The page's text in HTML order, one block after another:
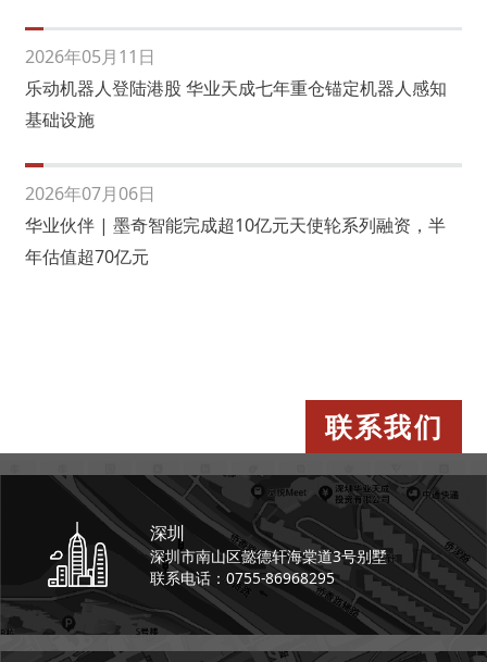
2026年05月11日
乐动机器人登陆港股 华业天成七年重仓锚定机器人感知
基础设施
2026年07月06日
华业伙伴 | 墨奇智能完成超10亿元天使轮系列融资，半
年估值超70亿元
联系我们
深圳
深圳市南山区懿德轩海棠道3号别墅
联系电话：0755-86968295